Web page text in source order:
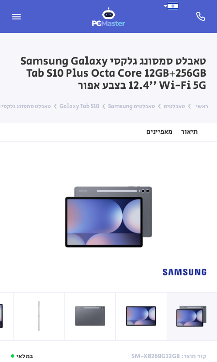
טאבלט סמסונג גלקסי Samsung Galaxy
Tab S10 Plus Octa Core 12GB+256GB
12.4'' Wi-Fi 5G בצבע אפור
ראשי טאבלטים טאבלטים Samsung Galaxy Tab S10 טאבלט סמסונג גלקסי Samsung Galaxy Tab S10 Plus Octa Core 12GB+256GB 12.4'' Wi-Fi 5G בצבע אפור
תיאור מאפיינים
במלאי קוד מוצר: SM-X826BG12GB